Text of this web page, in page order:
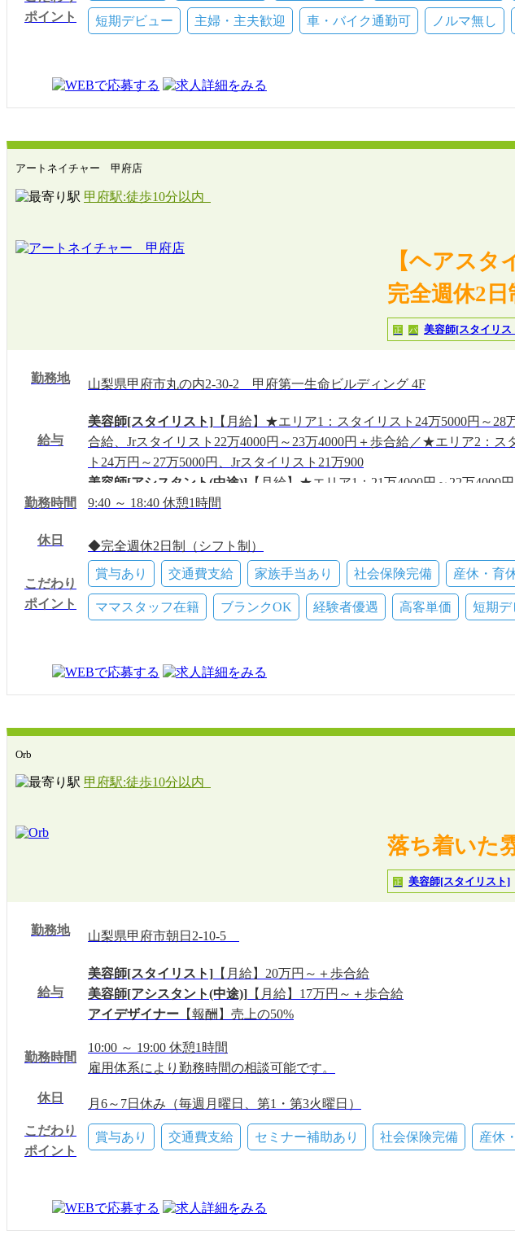
産休・育休取得実績：あり
ポイント
短期デビュー 主婦・主夫歓迎 車・バイク通勤可 ノルマ無し
アートネイチャー 甲府店
甲府駅:徒歩10分以内
【ヘアス
完全週休2
正 パ 美容師[スタイリス
勤務地 山梨県甲府市丸の内2-30-2 甲府第一生命ビルディング 4F
給与
美容師[スタイリスト] 【月給】★エリア1：スタイリスト24万5000円～28
合給、Jrスタイリスト22万4000円～23万4000円＋歩合給／★エリア2：ス
ト24万円～27万5000円、Jrスタイリスト21万900
美容師[アシスタント(中途)] 【月給】★エリア1：21万4000円～22万4000
給／★エリア2：20万9000円～21万9000円＋歩合給
～1400円／自毛メニューのみスタイリスト1250円～1350円
勤務時間 9:40 ～ 18:40 休憩1時間
休日
◆完全週休2日制（シフト制）
◆夏季休暇
◆年末年始休暇
◆産前・産後休暇
有給(10～20日)
こだわり
ポイント
賞与あり 交通費支給 家族手当あり 社会保険完備 産休・育
ママスタッフ在籍 ブランクOK 経験者優遇 高客単価 短期デ
Orb
甲府駅:徒歩10分以内
落ち着いた
正 美容師[スタイリスト]
勤務地 山梨県甲府市朝日2-10-5
給与
美容師[スタイリスト] 【月給】20万円～＋歩合給
美容師[アシスタント(中途)] 【月給】17万円～＋歩合給
アイデザイナー 【報酬】売上の50%
勤務時間
10:00 ～ 19:00 休憩1時間
雇用体系により勤務時間の相談可能です。
休日
月6～7日休み（毎週月曜日、第1・第3火曜日）
夏季・冬季休暇
有給(16日)
こだわり
ポイント
賞与あり 交通費支給 セミナー補助あり 社会保険完備 産休